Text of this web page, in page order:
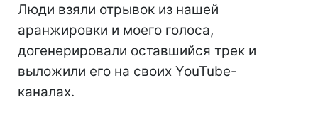
Люди взяли отрывок из нашей
аранжировки и моего голоса,
догенерировали оставшийся трек и
выложили его на своих YouTube-
каналах.